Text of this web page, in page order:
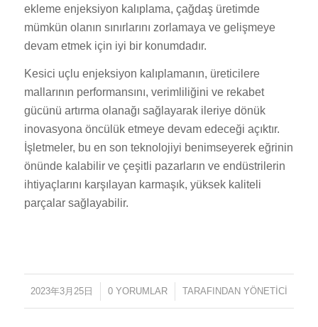
ekleme enjeksiyon kalıplama, çağdaş üretimde
mümkün olanın sınırlarını zorlamaya ve gelişmeye
devam etmek için iyi bir konumdadır.
Kesici uçlu enjeksiyon kalıplamanın, üreticilere
mallarının performansını, verimliliğini ve rekabet
gücünü artırma olanağı sağlayarak ileriye dönük
inovasyona öncülük etmeye devam edeceği açıktır.
İşletmeler, bu en son teknolojiyi benimseyerek eğrinin
önünde kalabilir ve çeşitli pazarların ve endüstrilerin
ihtiyaçlarını karşılayan karmaşık, yüksek kaliteli
parçalar sağlayabilir.
2023年3月25日
/ 0 YORUMLAR
/ TARAFINDAN YÖNETICI